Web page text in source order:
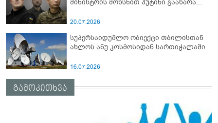
მინისტრის მოხსნით პუტინი გაახარა...
20.07.2026
სუპერსაიდუმლო ობიექტი თბილისთან
ახლოს ანუ კოსმოსიდან სართიჭალაში
16.07.2026
გამოკითხვა